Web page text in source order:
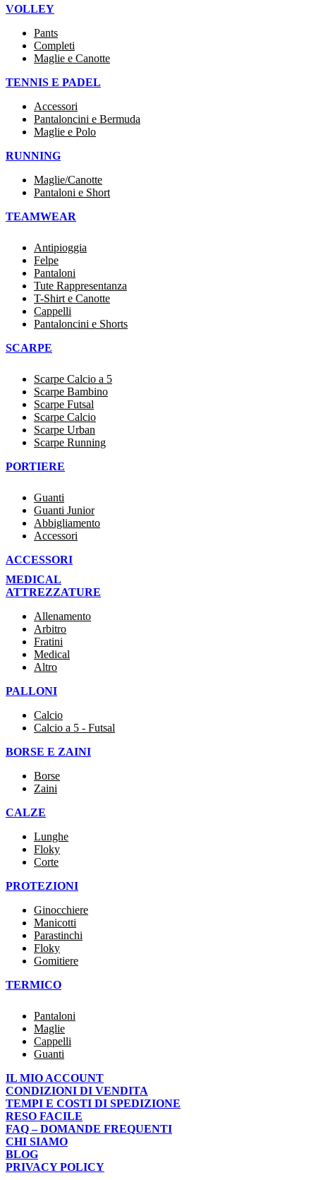
VOLLEY
Pants
Completi
Maglie e Canotte
TENNIS E PADEL
Accessori
Pantaloncini e Bermuda
Maglie e Polo
RUNNING
Maglie/Canotte
Pantaloni e Short
TEAMWEAR
Antipioggia
Felpe
Pantaloni
Tute Rappresentanza
T-Shirt e Canotte
Cappelli
Pantaloncini e Shorts
SCARPE
Scarpe Calcio a 5
Scarpe Bambino
Scarpe Futsal
Scarpe Calcio
Scarpe Urban
Scarpe Running
PORTIERE
Guanti
Guanti Junior
Abbigliamento
Accessori
ACCESSORI
MEDICAL
ATTREZZATURE
Allenamento
Arbitro
Fratini
Medical
Altro
PALLONI
Calcio
Calcio a 5 - Futsal
BORSE E ZAINI
Borse
Zaini
CALZE
Lunghe
Floky
Corte
PROTEZIONI
Ginocchiere
Manicotti
Parastinchi
Floky
Gomitiere
TERMICO
Pantaloni
Maglie
Cappelli
Guanti
IL MIO ACCOUNT
CONDIZIONI DI VENDITA
TEMPI E COSTI DI SPEDIZIONE
RESO FACILE
FAQ – DOMANDE FREQUENTI
CHI SIAMO
BLOG
PRIVACY POLICY